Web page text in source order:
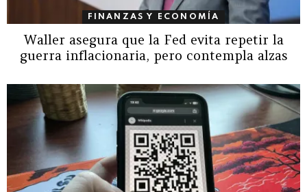
FINANZAS Y ECONOMÍA
Waller asegura que la Fed evita repetir la
guerra inflacionaria, pero contempla alzas